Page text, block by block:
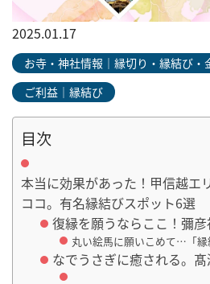
2025.01.17
お寺・神社情報｜縁切り・縁結び・
ご利益｜縁結び
目次
本当に効果があった！甲信越エ
ココ。有名縁結びスポット6選
復縁を願うならここ！彌
丸い絵馬に願いこめて…「縁
なでうさぎに癒される。